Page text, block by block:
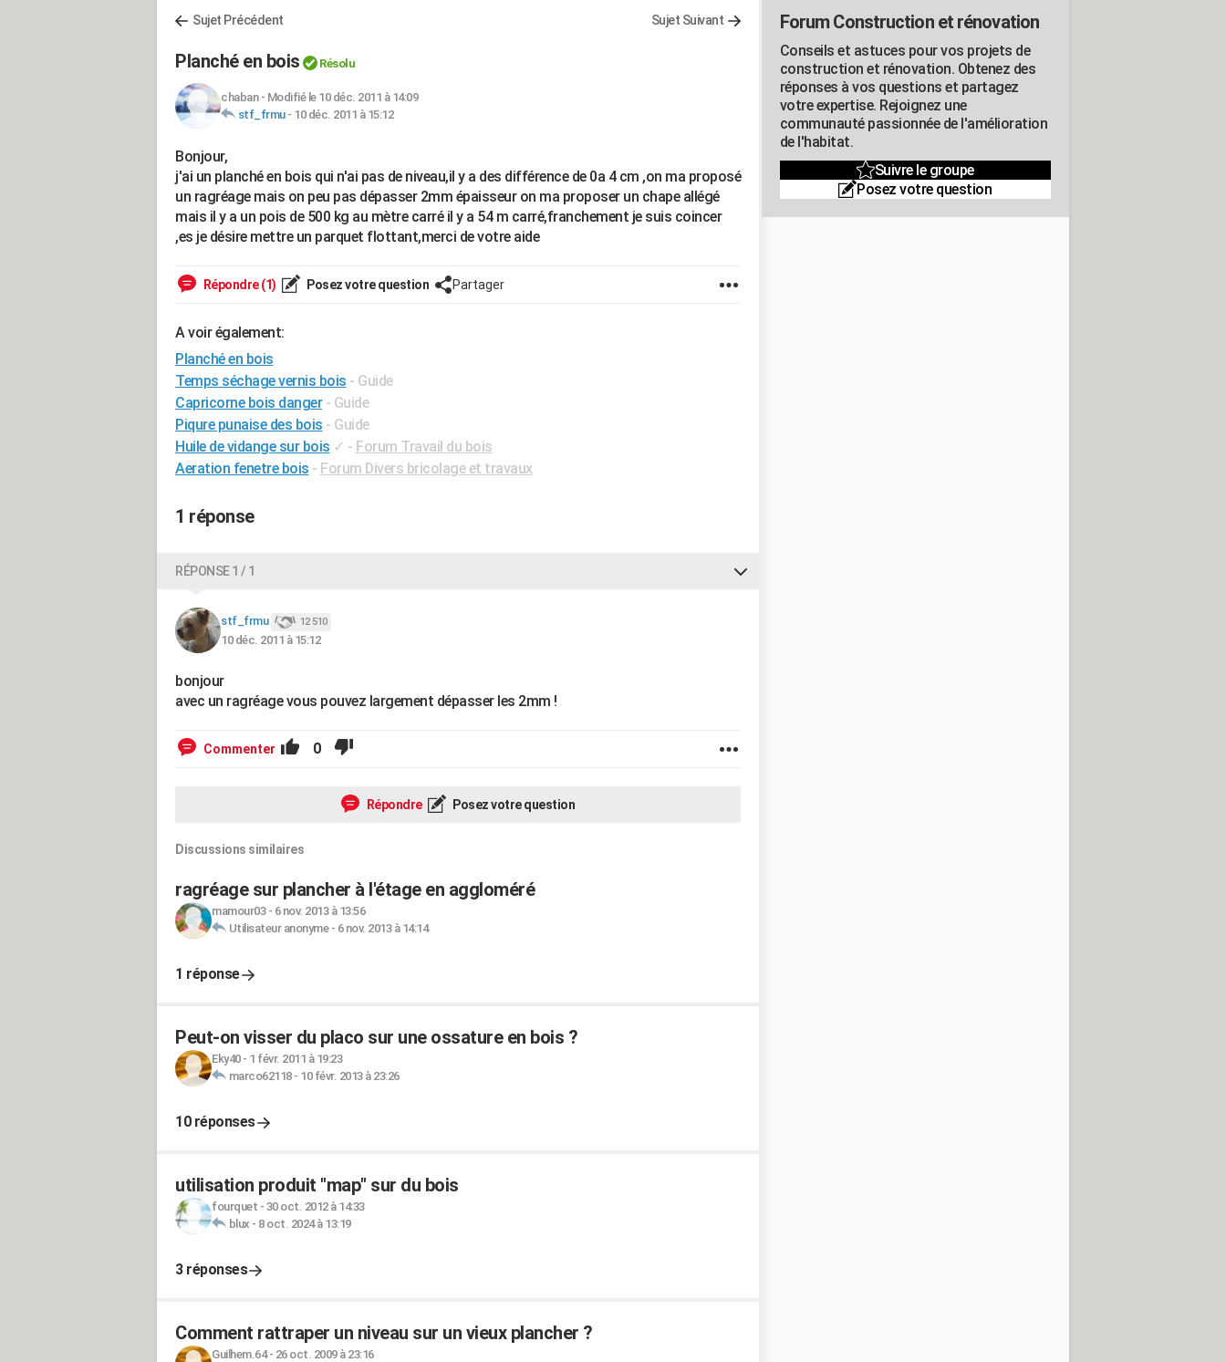
Sujet Précédent Sujet Suivant
Planché en bois Résolu
chaban- Modifié le 10 déc. 2011 à 14:09
stf_frmu- 10 déc. 2011 à 15:12
Bonjour,
j'ai un planché en bois qui n'ai pas de niveau,il y a des différence de 0a 4 cm ,on ma proposé
un ragréage mais on peu pas dépasser 2mm épaisseur on ma proposer un chape allégé
mais il y a un pois de 500 kg au mètre carré il y a 54 m carré,franchement je suis coincer
,es je désire mettre un parquet flottant,merci de votre aide
Répondre (1) Posez votre question Partager
A voir également:
Planché en bois
Temps séchage vernis bois - Guide
Capricorne bois danger - Guide
Piqure punaise des bois - Guide
Huile de vidange sur bois ✓ - Forum Travail du bois
Aeration fenetre bois - Forum Divers bricolage et travaux
1 réponse
RÉPONSE 1 / 1
stf_frmu 12 510
10 déc. 2011 à 15:12
bonjour
avec un ragréage vous pouvez largement dépasser les 2mm !
Commenter 0
Répondre Posez votre question
Discussions similaires
ragréage sur plancher à l'étage en aggloméré
mamour03- 6 nov. 2013 à 13:56
Utilisateur anonyme- 6 nov. 2013 à 14:14
1 réponse
Peut-on visser du placo sur une ossature en bois ?
Eky40- 1 févr. 2011 à 19:23
marco62118- 10 févr. 2013 à 23:26
10 réponses
utilisation produit "map" sur du bois
fourquet - 30 oct. 2012 à 14:33
blux - 8 oct. 2024 à 13:19
3 réponses
Comment rattraper un niveau sur un vieux plancher ?
Guilhem.64- 26 oct. 2009 à 23:16
Forum Construction et rénovation
Conseils et astuces pour vos projets de
construction et rénovation. Obtenez des
réponses à vos questions et partagez
votre expertise. Rejoignez une
communauté passionnée de l'amélioration
de l'habitat.
Suivre le groupe
Posez votre question